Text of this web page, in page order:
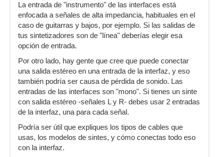
La entrada de "instrumento" de las interfaces está
enfocada a señales de alta impedancia, habituales en el
caso de guitarras y bajos, por ejemplo. Si las salidas de
tus sintetizadores son de "línea" deberías elegir esa
opción de entrada.
Por otro lado, hay gente que cree que puede conectar
una salida estéreo en una entrada de la interfaz, y eso
también podría ser causa de pérdida de sonido. Las
entradas de las interfaces son "mono". Si tienes un sinte
con salida estéreo -señales L y R- debes usar 2 entradas
de la interfaz, una para cada señal.
Podría ser útil que expliques los tipos de cables que
usas, los modelos de sintes, y cómo conectas todo eso
con la interfaz.